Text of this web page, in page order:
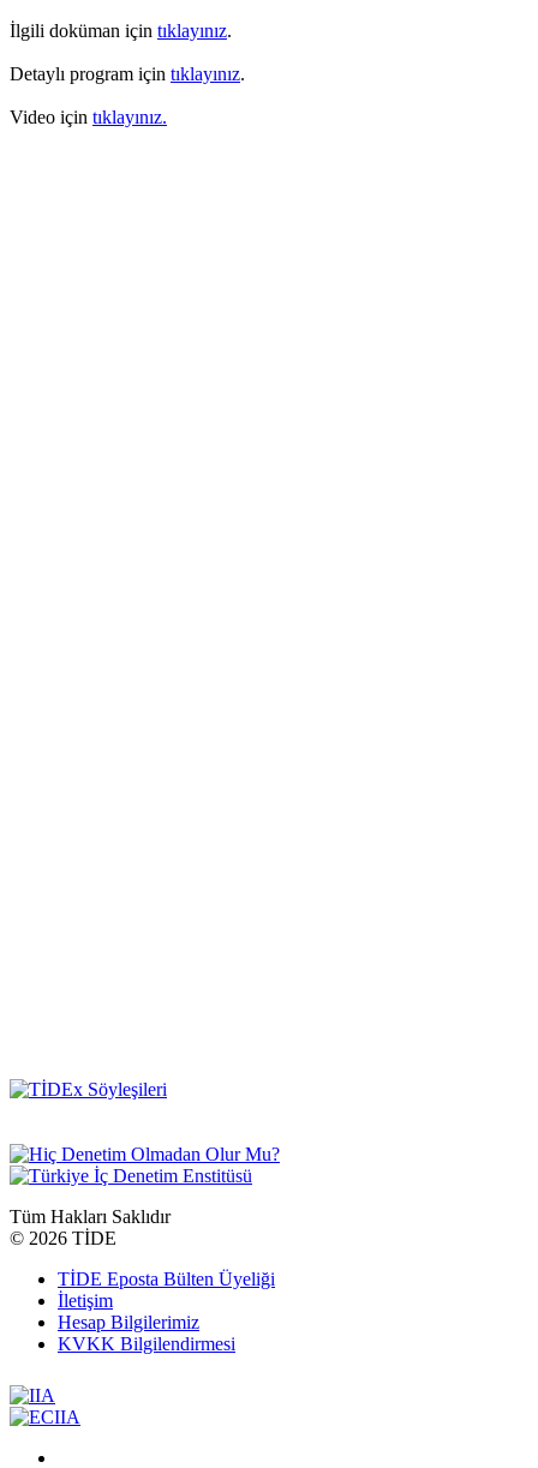
İlgili doküman için tıklayınız.
Detaylı program için tıklayınız.
Video için tıklayınız.
Tüm Hakları Saklıdır
© 2026 TİDE
TİDE Eposta Bülten Üyeliği
İletişim
Hesap Bilgilerimiz
KVKK Bilgilendirmesi